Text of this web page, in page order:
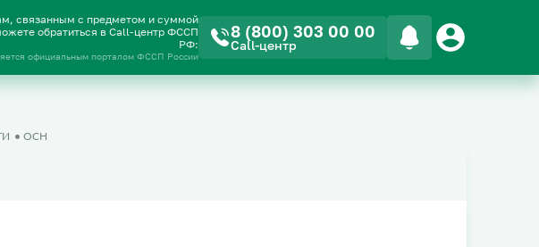
связанным с предметом и суммой
обратиться в Call-центр ФССП
РФ:
официальным порталом ФССП России
8 (800) 303 00 00
Call-центр
ОСН